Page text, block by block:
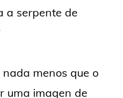
a serpente de
menos que o
uma imagen de